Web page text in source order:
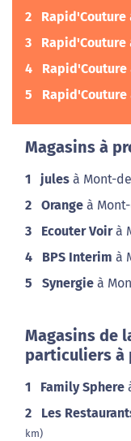
2 Rapid'Couture
3 Rapid'Couture
4 Rapid'Couture
5 Rapid'Couture
Magasins à
1 jules à Mont-
2 Orange à
3 Ecouter Voirà
4 BPS Interim à
5 Synergie à
Magasins de
particuliers à
1 Family Sphere
2 Les
km)